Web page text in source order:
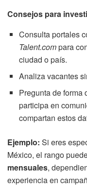
Consejos para
Consulta portales
Talent.compara
ciudad o país.
Analiza vacantes
Pregunta de forma
participa en
compartan estos
Ejemplo: Si eres
México, el rango
mensuales,
experiencia en